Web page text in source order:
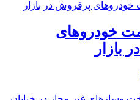
خودرو‌های
بازار